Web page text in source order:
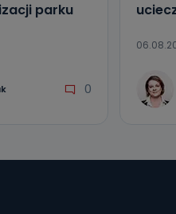
parku
0